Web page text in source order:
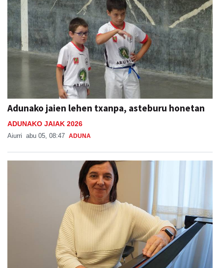
Adunako jaien lehen txanpa, asteburu honetan
ADUNAKO JAIAK 2026
Aiurri abu 05, 08:47 ADUNA